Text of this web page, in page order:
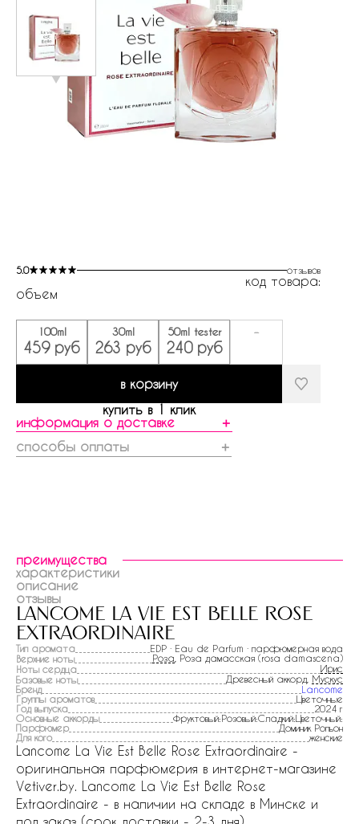
5.0 отзывов
код товара:
объем
100ml
459 руб
30ml
263 руб
50ml tester
240 руб
-
в корзину
купить в 1 клик
информация о доставке
＋
способы оплаты
＋
преимущества
характеристики
описание
отзывы
lancome la vie est belle rose
extraordinaire
Тип аромата
EDP · Eau de Parfum · парфюмерная вода
Верхние ноты
Роза , Роза дамасская (rosa damascena)
Ноты сердца
Ирис
Базовые ноты
Древесный аккорд, Мускус
Бренд
Lancome
Группы ароматов
Цветочные
Год выпуска
2024 г
Основные аккорды
Фруктовый:Розовый:Сладкий:Цветочный:
Парфюмер
Доминик Ропьон
Для кого
женские
Lancome La Vie Est Belle Rose Extraordinaire -
оригинальная парфюмерия в интернет-магазине
Vetiver.by. Lancome La Vie Est Belle Rose
Extraordinaire - в наличии на складе в Минске и